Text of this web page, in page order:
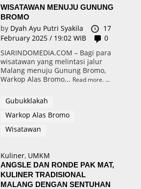
WISATAWAN MENUJU GUNUNG
BROMO
by Dyah Ayu Putri Syakila
17
February 2025 / 19:02 WIB
0
SIARINDOMEDIA.COM – Bagi para
wisatawan yang melintasi jalur
Malang menuju Gunung Bromo,
Warkop Alas Bromo... Read more.
Gubukklakah
Warkop Alas Bromo
Wisatawan
Kuliner, UMKM
ANGSLE DAN RONDE PAK MAT,
KULINER TRADISIONAL
MALANG DENGAN SENTUHAN